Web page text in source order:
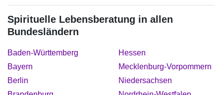
Spirituelle Lebensberatung in allen
Bundesländern
Baden-Württemberg
Bayern
Berlin
Hessen
Mecklenburg-Vorpommern
Niedersachsen